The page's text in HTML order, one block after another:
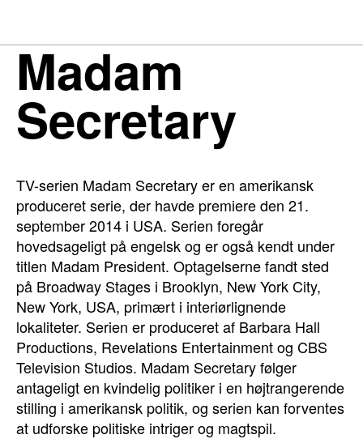
Madam
Secretary
TV-serien Madam Secretary er en amerikansk
produceret serie, der havde premiere den 21.
september 2014 i USA. Serien foregår
hovedsageligt på engelsk og er også kendt under
titlen Madam President. Optagelserne fandt sted
på Broadway Stages i Brooklyn, New York City,
New York, USA, primært i interiørlignende
lokaliteter. Serien er produceret af Barbara Hall
Productions, Revelations Entertainment og CBS
Television Studios. Madam Secretary følger
antageligt en kvindelig politiker i en højtrangerende
stilling i amerikansk politik, og serien kan forventes
at udforske politiske intriger og magtspil.